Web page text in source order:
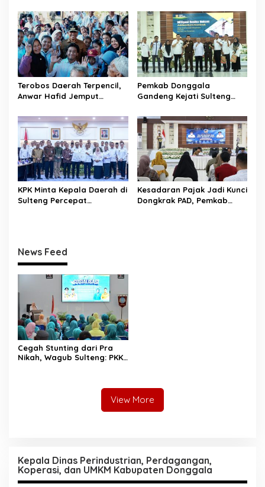
Selamatkan Generasi Emas
Pramuka Jadi Duta
Karakter dan Kebanggaan
Daerah
Terobos Daerah Terpencil,
Anwar Hafid Jemput
“Tak Boleh Ada Wilayah
yang Tertinggal”
Pemkab Donggala
Gandeng Kejati Sulteng
Pengadaan Barang dan
Jasa
KPK Minta Kepala Daerah di
Sulteng Percepat
Kesadaran Pajak Jadi Kunci
Dongkrak PAD, Pemkab
News Feed
Cegah Stunting dari Pra
Nikah, Wagub Sulteng: PKK
View More
Kepala Dinas Perindustrian, Perdagangan,
Koperasi, dan UMKM Kabupaten Donggala